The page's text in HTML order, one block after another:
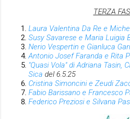
TERZA
Laura Valentina Da Re e
Susy Savarese e Maria Luigia
Nerio Vespertin e Gianluca
Antonio Josef Faranda e Rita
"Quasi Vola" di Adriana Tasin,
Sica del 6.5.25
Cristina Simoncini e Zeudi
Fabio Barissano e Francesco
Federico Preziosi e Silvana